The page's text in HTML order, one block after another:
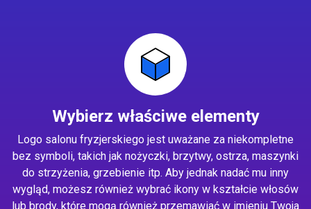
Wybierz właściwe elementy
Logo salonu fryzjerskiego jest uważane za niekompletne
bez symboli, takich jak nożyczki, brzytwy, ostrza, maszynki
do strzyżenia, grzebienie itp. Aby jednak nadać mu inny
wygląd, możesz również wybrać ikony w kształcie włosów
lub brody, które mogą również przemawiać w imieniu Twoja